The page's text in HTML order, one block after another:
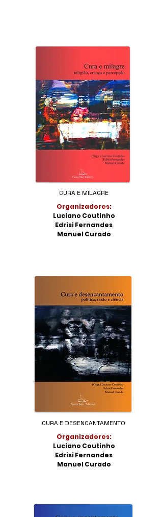
CURA E MILAGRE
Organizadores:
Luciano Coutinho
Edrisi Fernandes
Manuel Curado
CURA E DESENCANTAMENTO
Organizadores:
Luciano Coutinho
Edrisi Fernandes
Manuel Curado